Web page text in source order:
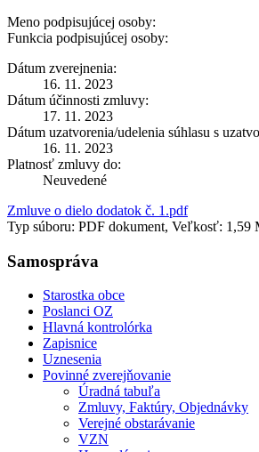
Meno podpisujúcej osoby:
Funkcia podpisujúcej osoby:
Dátum zverejnenia:
16. 11. 2023
Dátum účinnosti zmluvy:
17. 11. 2023
Dátum uzatvorenia/udelenia súhlasu s
16. 11. 2023
Platnosť zmluvy do:
Neuvedené
Zmluve o dielo dodatok č. 1.pdf
Typ súboru: PDF dokument, Veľkosť: 1,59
Samospráva
Starostka obce
Poslanci OZ
Hlavná kontrolórka
Zapisnice
Uznesenia
Povinné zverejňovanie
Úradná tabuľa
Zmluvy, Faktúry, Objednávky
Verejné obstarávanie
VZN